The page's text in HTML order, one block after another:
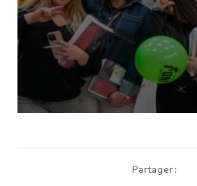
Partager :